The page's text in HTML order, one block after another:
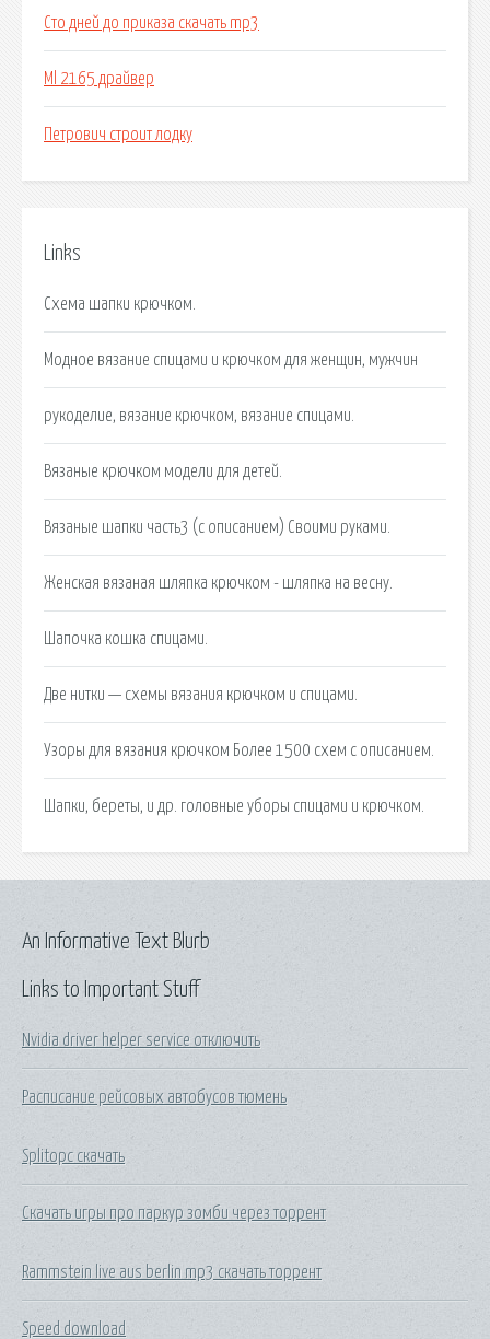
Сто дней до приказа скачать mp3
Ml 2165 драйвер
Петрович строит лодку
Links
Схема шапки крючком.
Модное вязание спицами и крючком для женщин, мужчин
рукоделие, вязание крючком, вязание спицами.
Вязаные крючком модели для детей.
Вязаные шапки часть3 (с описанием) Своими руками.
Женская вязаная шляпка крючком - шляпка на весну.
Шапочка кошка спицами.
Две нитки — схемы вязания крючком и спицами.
Узоры для вязания крючком Более 1500 схем с описанием.
Шапки, береты, и др. головные уборы спицами и крючком.
Links to Important Stuff
Nvidia driver helper service отключить
Расписание рейсовых автобусов тюмень
Splitopc скачать
Скачать игры про паркур зомби через торрент
Rammstein live aus berlin mp3 скачать торрент
Speed download
An Informative Text Blurb